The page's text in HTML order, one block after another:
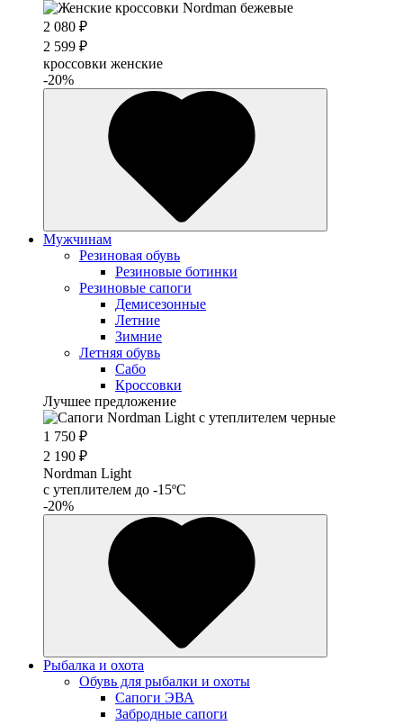
2 080 ₽
2 599 ₽
кроссовки женские
-20%
Мужчинам
Резиновая обувь
Резиновые ботинки
Резиновые сапоги
Демисезонные
Летние
Зимние
Летняя обувь
Сабо
Кроссовки
Лучшее предложение
1 750 ₽
2 190 ₽
Nordman Light
c утеплителем до -15ºС
-20%
Рыбалка и охота
Обувь для рыбалки и охоты
Сапоги ЭВА
Забродные сапоги